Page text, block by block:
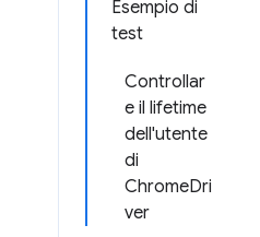
Esempio di
test
Controllar
e il lifetime
dell'utente
di
ChromeDri
ver